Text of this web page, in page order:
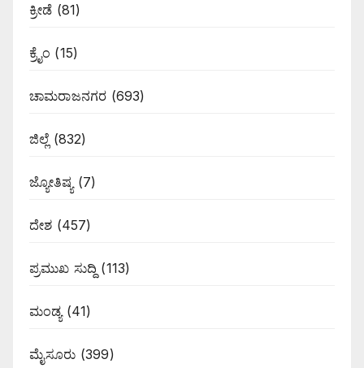
ಕ್ರೀಡೆ (81)
ಕ್ರೈಂ (15)
ಚಾಮರಾಜನಗರ (693)
ಜಿಲ್ಲೆ (832)
ಜ್ಯೋತಿಷ್ಯ (7)
ದೇಶ (457)
ಪ್ರಮುಖ ಸುದ್ದಿ (113)
ಮಂಡ್ಯ(41)
ಮೈಸೂರು (399)